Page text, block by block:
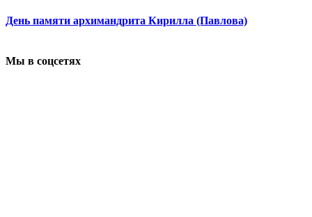
День памяти архимандрита Кирилла (Павлова)
Мы в соцсетях